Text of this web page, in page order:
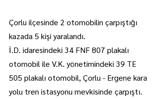
Çorlu ilçesinde 2 otomobilin çarpıştığı
kazada 5 kişi yaralandı.
İ.D. idaresindeki 34 FNF 807 plakalı
otomobil ile V.K. yönetimindeki 39 TE
505 plakalı otomobil, Çorlu - Ergene kara
yolu tren istasyonu mevkisinde çarpıştı.